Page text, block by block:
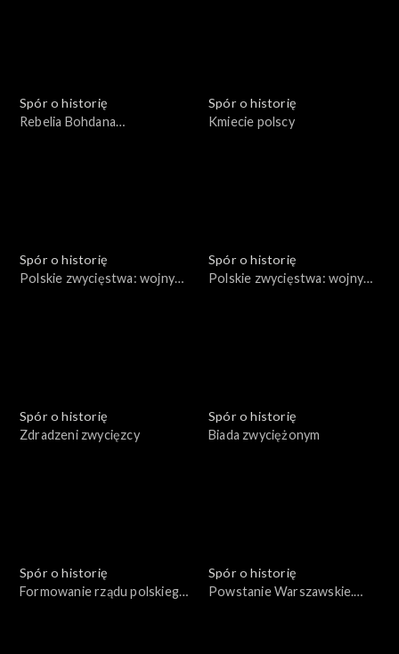
Spór o historię
Rebelia Bohdana
Spór o historię
Kmiecie polscy
Spór o historię
Polskie zwycięstwa: wojny
Spór o historię
Polskie zwycięstwa: wojny
Spór o historię
Zdradzeni zwycięzcy
Spór o historię
Biada zwyciężonym
Spór o historię
Formowanie rządu polskiego
Spór o historię
Powstanie Warszawskie.